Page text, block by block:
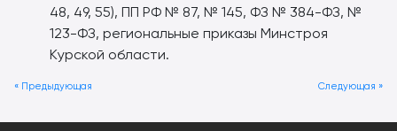
48, 49, 55), ПП РФ № 87, № 145, ФЗ № 384-ФЗ, №
123-ФЗ, региональные приказы Минстроя
Курской области.
Следующая »
« Предыдующая